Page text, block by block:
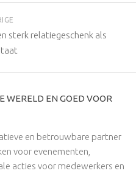
sterk relatiegeschenk als
WERELD EN GOED VOOR
en betrouwbare partner
voor evenementen,
acties voor medewerkers en